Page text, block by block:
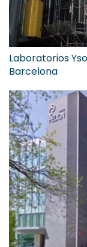
Laboratorios
Barcelona